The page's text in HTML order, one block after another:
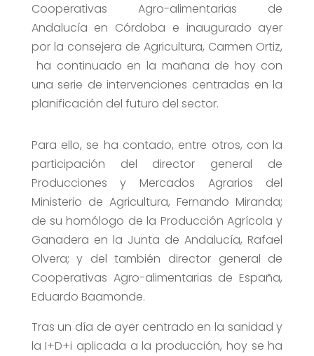
Cooperativas Agro-alimentarias de
Andalucía en Córdoba e inaugurado ayer
por la consejera de Agricultura, Carmen Ortiz,
ha continuado en la mañana de hoy con
una serie de intervenciones centradas en la
planificación del futuro del sector.
Para ello, se ha contado, entre otros, con la
participación del director general de
Producciones y Mercados Agrarios del
Ministerio de Agricultura, Fernando Miranda;
de su homólogo de la Producción Agrícola y
Ganadera en la Junta de Andalucía, Rafael
Olvera; y del también director general de
Cooperativas Agro-alimentarias de España,
Eduardo Baamonde.
Tras un día de ayer centrado en la sanidad y
la I+D+i aplicada a la producción, hoy se ha